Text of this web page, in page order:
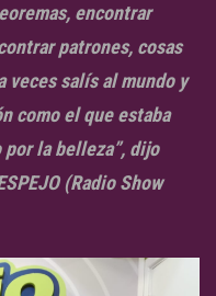
encontrar
patrones, cosas
veces salís al mundo y
como el que estaba
la belleza”, dijo
(Radio Show